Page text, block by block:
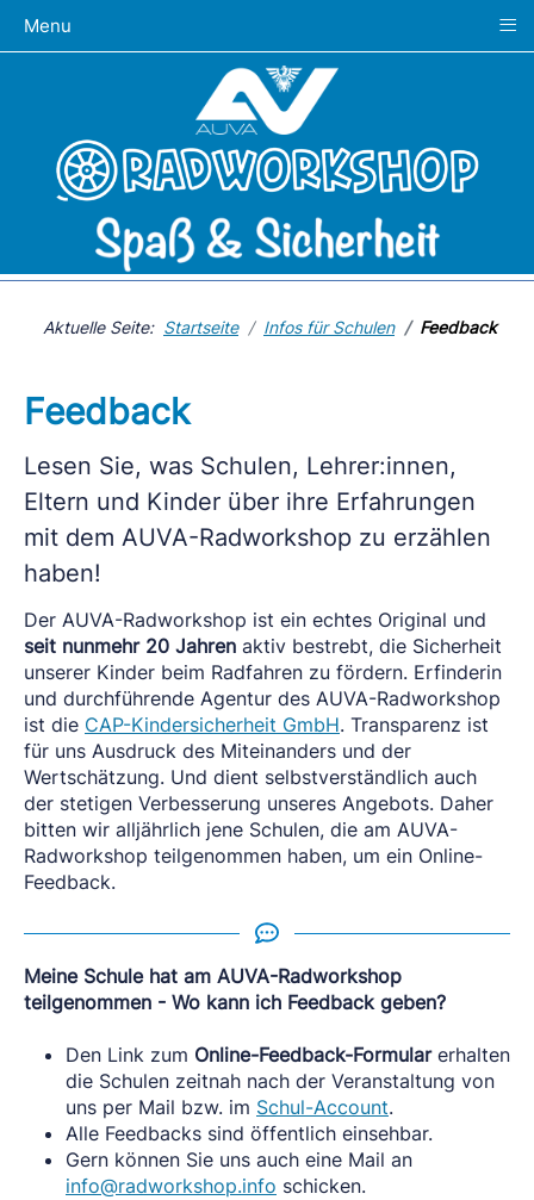
Aktuelle Seite: Startseite Infos für Schulen Feedback
Feedback
Lesen Sie, was Schulen, Lehrer:innen,
Eltern und Kinder über ihre Erfahrungen
mit dem AUVA-Radworkshop zu erzählen
haben!
Der AUVA-Radworkshop ist ein echtes Original und
seit nunmehr 20 Jahren aktiv bestrebt, die Sicherheit
unserer Kinder beim Radfahren zu fördern. Erfinderin
und durchführende Agentur des AUVA-Radworkshop
ist die CAP-Kindersicherheit GmbH. Transparenz ist
für uns Ausdruck des Miteinanders und der
Wertschätzung. Und dient selbstverständlich auch
der stetigen Verbesserung unseres Angebots. Daher
bitten wir alljährlich jene Schulen, die am AUVA-
Radworkshop teilgenommen haben, um ein Online-
Feedback.
Meine Schule hat am AUVA-Radworkshop
teilgenommen - Wo kann ich Feedback geben?
Den Link zum Online-Feedback-Formularerhalten
die Schulen zeitnah nach der Veranstaltung von
uns per Mail bzw. im Schul-Account.
Alle Feedbacks sind öffentlich einsehbar.
Gern können Sie uns auch eine Mail an
info@radworkshop.info schicken.
Menu ≡